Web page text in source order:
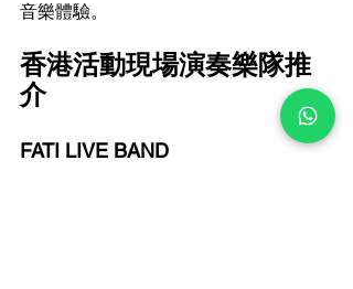
音樂體驗。
香港活動現場演奏樂隊推
介
FATI LIVE BAND